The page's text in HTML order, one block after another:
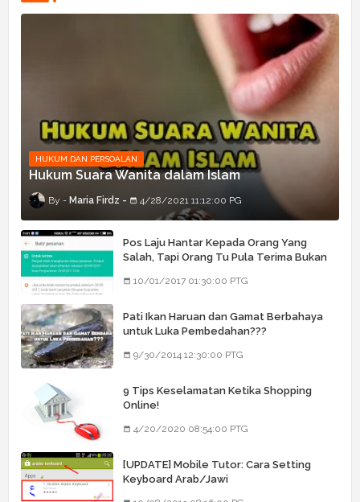
HUKUM DAN PERSOALAN
Hukum Suara Wanita dalam Islam
Maria Firdz 4/28/2021 11:12:00 PG
Pos Laju Hantar Kepada Orang Yang
Salah, Tapi Orang Tu Pula Terima Bukan
10/01/2017 01:30:00 PTG
Pati Ikan Haruan dan Gamat Berbahaya
untuk Luka Pembedahan???
9/30/2014 12:30:00 PTG
9 Tips Keselamatan Ketika Shopping
Online!
4/20/2020 08:54:00 PTG
[UPDATE] Mobile Tutor: Cara Setting
Keyboard Arab/Jawi